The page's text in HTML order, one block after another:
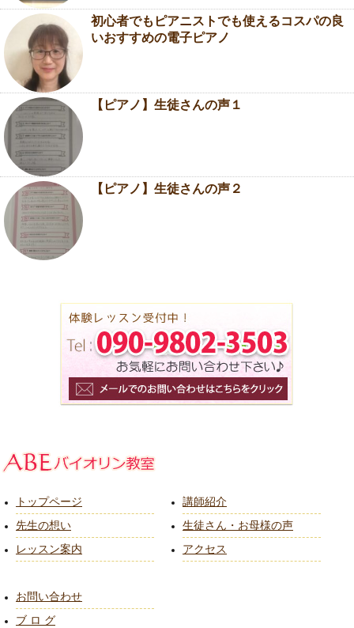
初心者でもピアニストでも使えるコスパの良
いおすすめの電子ピアノ
【ピアノ】生徒さんの声１
【ピアノ】生徒さんの声２
トップページ
先生の想い
レッスン案内
講師紹介
生徒さん・お母様の声
アクセス
お問い合わせ
ブ ロ グ